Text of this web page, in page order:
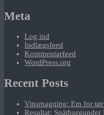
Meta
Log ind
Indlægsfeed
Kommentarfeed
WordPress.org
Recent Posts
Vinsmagning: Em for
Resultat: Spätburgunder